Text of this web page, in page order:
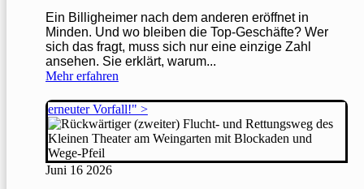
Ein Billigheimer nach dem anderen eröffnet in
Minden. Und wo bleiben die Top-Geschäfte? Wer
sich das fragt, muss sich nur eine einzige Zahl
ansehen. Sie erklärt, warum...
Mehr erfahren
erneuter Vorfall!" >
Juni 16 2026